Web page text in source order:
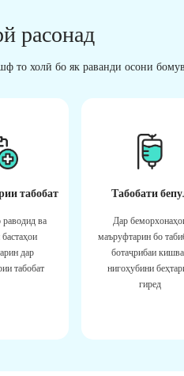
расонад
то холӣ бо як раванди осони
табобат
ва
дар
табобат
Табобати
Дар
маъруфтарин бо
ботаҷрибаи
нигоҳубини
гиред